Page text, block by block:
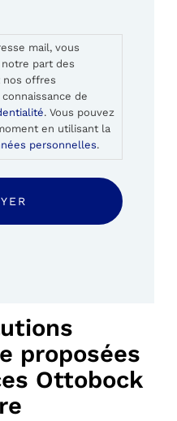
mail, vous
part des
nos offres
de
. Vous pouvez
en utilisant la
personnelles.
proposées
Ottobock